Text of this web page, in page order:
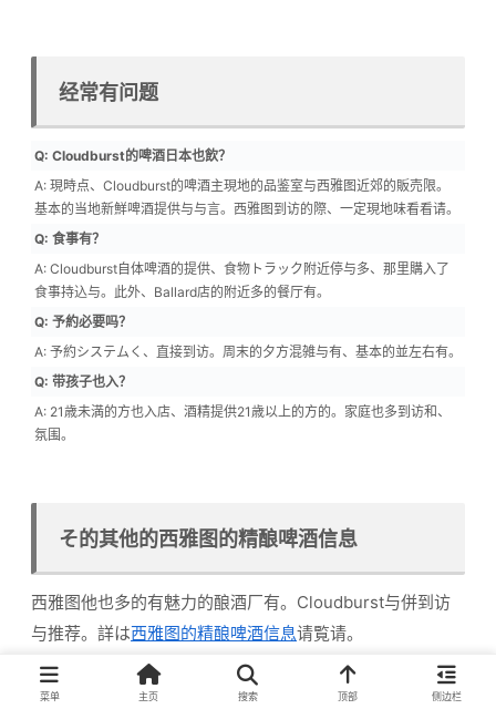
经常有问题
Q: Cloudburst的啤酒日本也飲？
A: 現時点、Cloudburst的啤酒主現地的品鉴室与西雅图近郊的販売限。
基本的当地新鮮啤酒提供与与言。西雅图到访的際、一定現地味看看请。
Q: 食事有？
A: Cloudburst自体啤酒的提供、食物トラック附近停与多、那里購入了
食事持込与。此外、Ballard店的附近多的餐厅有。
Q: 予約必要吗？
A: 予約システムく、直接到访。周末的夕方混雑与有、基本的並左右有。
Q: 带孩子也入？
A: 21歳未満的方也入店、酒精提供21歳以上的方的。家庭也多到访和、
氛围。
そ的其他的西雅图的精酿啤酒信息
西雅图他也多的有魅力的酿酒厂有。Cloudburst与併到访
与推荐。詳は西雅图的精酿啤酒信息请覧请。
西雅图的酿酒厂、日本的推荐也知汪！
菜单 主页 搜索 顶部 侧边栏